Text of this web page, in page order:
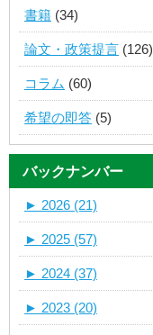
書籍 (34)
論文・政策提言 (126)
コラム (60)
希望の即答 (5)
バックナンバー
► 2026 (21)
► 2025 (57)
► 2024 (37)
► 2023 (20)